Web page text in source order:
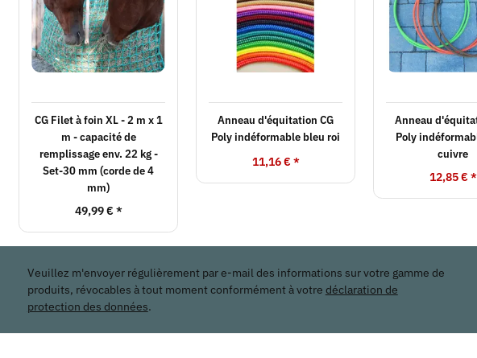
CG Filet à foin XL - 2 m x 1
m - capacité de
remplissage env. 22 kg -
Set-30 mm (corde de 4
mm)
49,99 € *
Anneau d'équitation CG
Poly indéformable bleu roi
11,16 € *
Anneau
Poly
cuivre
12,85 € *
Veuillez m'envoyer régulièrement par e-mail des informations sur votre gamme de
produits, révocables à tout moment conformément à votre déclaration de
protection des données.